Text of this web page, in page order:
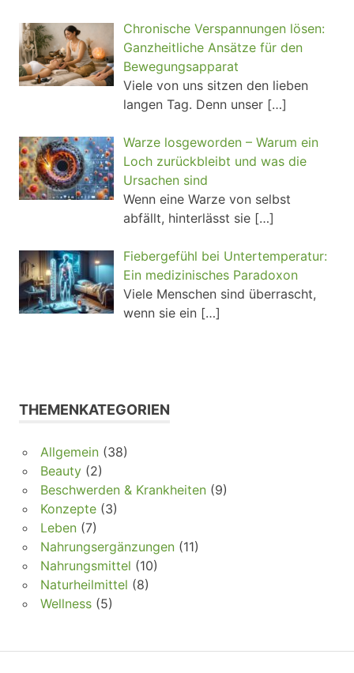
Chronische Verspannungen lösen:
Ganzheitliche Ansätze für den
Bewegungsapparat
Viele von uns sitzen den lieben
langen Tag. Denn unser […]
Warze losgeworden – Warum ein
Loch zurückbleibt und was die
Ursachen sind
Wenn eine Warze von selbst
abfällt, hinterlässt sie […]
Fiebergefühl bei Untertemperatur:
Ein medizinisches Paradoxon
Viele Menschen sind überrascht,
wenn sie ein […]
THEMENKATEGORIEN
Allgemein(38)
Beauty(2)
Beschwerden & Krankheiten(9)
Konzepte(3)
Leben(7)
Nahrungsergänzungen(11)
Nahrungsmittel (10)
Naturheilmittel (8)
Wellness(5)